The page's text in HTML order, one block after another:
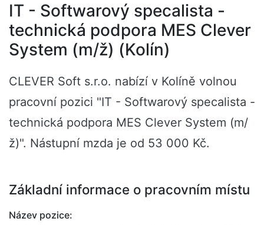
IT - Softwarový specalista -
technická podpora MES Clever
System (m/ž) (Kolín)
CLEVER Soft s.r.o. nabízí v Kolíně volnou
pracovní pozici "IT - Softwarový specalista -
technická podpora MES Clever System (m/
ž)". Nástupní mzda je od 53 000 Kč.
Základní informace o pracovním místu
Název pozice: